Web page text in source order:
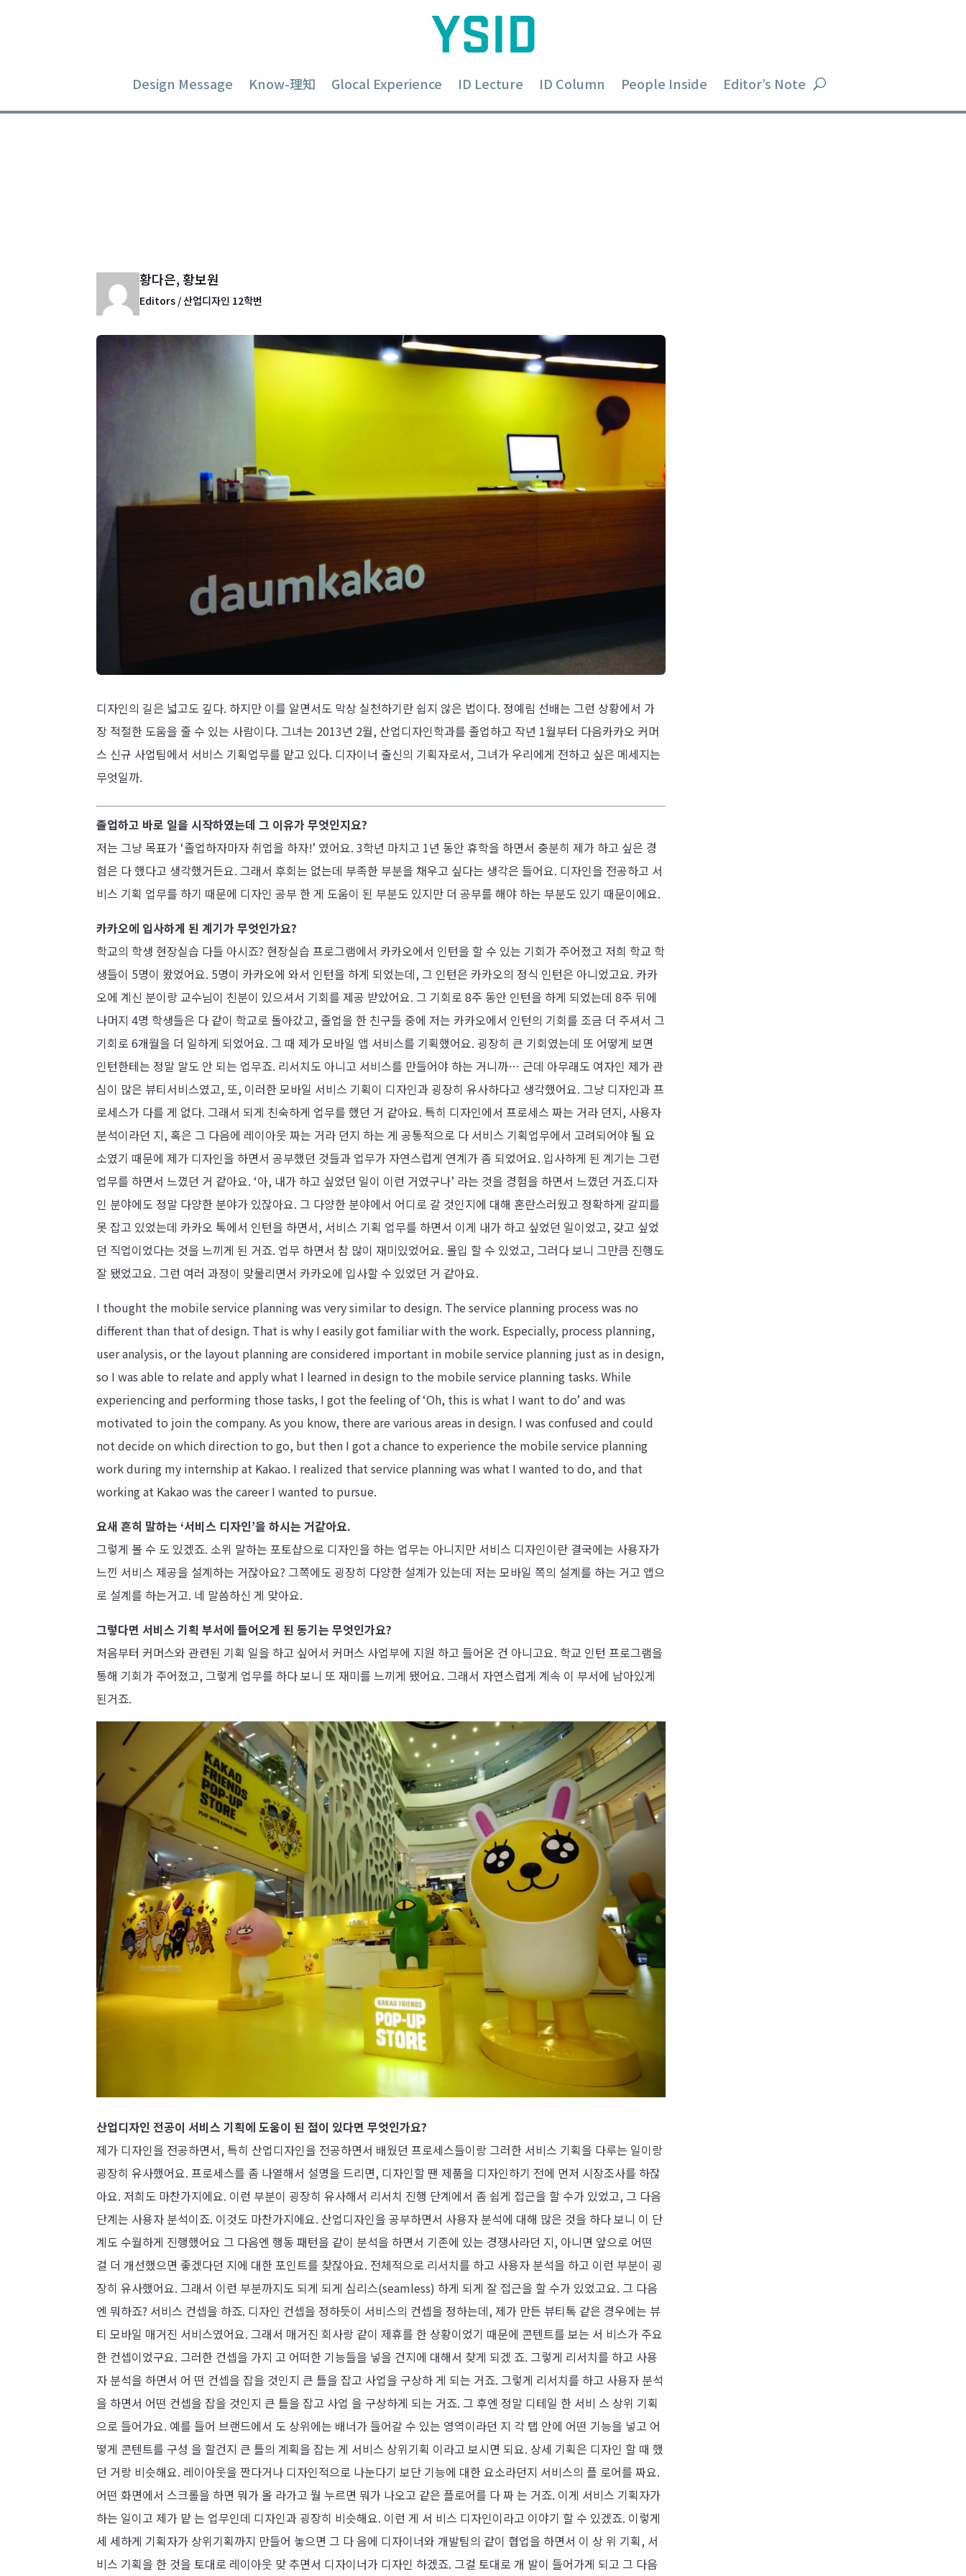
Design Message Know-理知 Glocal Experience ID Lecture ID Column People Inside Editor’s Note
황다은, 황보원
Editors / 산업디자인 12학번
디자인의 길은 넓고도 깊다. 하지만 이를 알면서도 막상 실천하기란 쉽지 않은 법이다. 정예림 선배는 그런 상황에서 가
장 적절한 도움을 줄 수 있는 사람이다. 그녀는 2013년 2월, 산업디자인학과를 졸업하고 작년 1월부터 다음카카오 커머
스 신규 사업팀에서 서비스 기획업무를 맡고 있다. 디자이너 출신의 기획자로서, 그녀가 우리에게 전하고 싶은 메세지는
무엇일까.
졸업하고 바로 일을 시작하였는데 그 이유가 무엇인지요?
저는 그냥 목표가 ‘졸업하자마자 취업을 하자!’ 였어요. 3학년 마치고 1년 동안 휴학을 하면서 충분히 제가 하고 싶은 경
험은 다 했다고 생각했거든요. 그래서 후회는 없는데 부족한 부분을 채우고 싶다는 생각은 들어요. 디자인을 전공하고 서
비스 기획 업무를 하기 때문에 디자인 공부 한 게 도움이 된 부분도 있지만 더 공부를 해야 하는 부분도 있기 때문이에요.
카카오에 입사하게 된 계기가 무엇인가요?
학교의 학생 현장실습 다들 아시죠? 현장실습 프로그램에서 카카오에서 인턴을 할 수 있는 기회가 주어졌고 저희 학교 학
생들이 5명이 왔었어요. 5명이 카카오에 와서 인턴을 하게 되었는데, 그 인턴은 카카오의 정식 인턴은 아니었고요. 카카
오에 계신 분이랑 교수님이 친분이 있으셔서 기회를 제공 받았어요. 그 기회로 8주 동안 인턴을 하게 되었는데 8주 뒤에
나머지 4명 학생들은 다 같이 학교로 돌아갔고, 졸업을 한 친구들 중에 저는 카카오에서 인턴의 기회를 조금 더 주셔서 그
기회로 6개월을 더 일하게 되었어요. 그 때 제가 모바일 앱 서비스를 기획했어요. 굉장히 큰 기회였는데 또 어떻게 보면
인턴한테는 정말 말도 안 되는 업무죠. 리서치도 아니고 서비스를 만들어야 하는 거니까… 근데 아무래도 여자인 제가 관
심이 많은 뷰티서비스였고, 또, 이러한 모바일 서비스 기획이 디자인과 굉장히 유사하다고 생각했어요. 그냥 디자인과 프
로세스가 다를 게 없다. 그래서 되게 친숙하게 업무를 했던 거 같아요. 특히 디자인에서 프로세스 짜는 거라 던지, 사용자
분석이라던 지, 혹은 그 다음에 레이아웃 짜는 거라 던지 하는 게 공통적으로 다 서비스 기획업무에서 고려되어야 될 요
소였기 때문에 제가 디자인을 하면서 공부했던 것들과 업무가 자연스럽게 연계가 좀 되었어요. 입사하게 된 계기는 그런
업무를 하면서 느꼈던 거 같아요. ‘아, 내가 하고 싶었던 일이 이런 거였구나’ 라는 것을 경험을 하면서 느꼈던 거죠.디자
인 분야에도 정말 다양한 분야가 있잖아요. 그 다양한 분야에서 어디로 갈 것인지에 대해 혼란스러웠고 정확하게 갈피를
못 잡고 있었는데 카카오 톡에서 인턴을 하면서, 서비스 기획 업무를 하면서 이게 내가 하고 싶었던 일이었고, 갖고 싶었
던 직업이었다는 것을 느끼게 된 거죠. 업무 하면서 참 많이 재미있었어요. 몰입 할 수 있었고, 그러다 보니 그만큼 진행도
잘 됐었고요. 그런 여러 과정이 맞물리면서 카카오에 입사할 수 있었던 거 같아요.
I thought the mobile service planning was very similar to design. The service planning process was no
different than that of design. That is why I easily got familiar with the work. Especially, process planning,
user analysis, or the layout planning are considered important in mobile service planning just as in design,
so I was able to relate and apply what I learned in design to the mobile service planning tasks. While
experiencing and performing those tasks, I got the feeling of ‘Oh, this is what I want to do’ and was
motivated to join the company. As you know, there are various areas in design. I was confused and could
not decide on which direction to go, but then I got a chance to experience the mobile service planning
work during my internship at Kakao. I realized that service planning was what I wanted to do, and that
working at Kakao was the career I wanted to pursue.
요새 흔히 말하는 ‘서비스 디자인’을 하시는 거같아요.
그렇게 볼 수 도 있겠죠. 소위 말하는 포토샵으로 디자인을 하는 업무는 아니지만 서비스 디자인이란 결국에는 사용자가
느낀 서비스 제공을 설계하는 거잖아요? 그쪽에도 굉장히 다양한 설계가 있는데 저는 모바일 쪽의 설계를 하는 거고 앱으
로 설계를 하는거고. 네 말씀하신 게 맞아요.
그렇다면 서비스 기획 부서에 들어오게 된 동기는 무엇인가요?
처음부터 커머스와 관련된 기획 일을 하고 싶어서 커머스 사업부에 지원 하고 들어온 건 아니고요. 학교 인턴 프로그램을
통해 기회가 주어졌고, 그렇게 업무를 하다 보니 또 재미를 느끼게 됐어요. 그래서 자연스럽게 계속 이 부서에 남아있게
된거죠.
산업디자인 전공이 서비스 기획에 도움이 된 점이 있다면 무엇인가요?
제가 디자인을 전공하면서, 특히 산업디자인을 전공하면서 배웠던 프로세스들이랑 그러한 서비스 기획을 다루는 일이랑
굉장히 유사했어요. 프로세스를 좀 나열해서 설명을 드리면, 디자인할 땐 제품을 디자인하기 전에 먼저 시장조사를 하잖
아요. 저희도 마찬가지에요. 이런 부분이 굉장히 유사해서 리서치 진행 단계에서 좀 쉽게 접근을 할 수가 있었고, 그 다음
단계는 사용자 분석이죠. 이것도 마찬가지에요. 산업디자인을 공부하면서 사용자 분석에 대해 많은 것을 하다 보니 이 단
계도 수월하게 진행했어요 그 다음엔 행동 패턴을 같이 분석을 하면서 기존에 있는 경쟁사라던 지, 아니면 앞으로 어떤
걸 더 개선했으면 좋겠다던 지에 대한 포인트를 찾잖아요. 전체적으로 리서치를 하고 사용자 분석을 하고 이런 부분이 굉
장히 유사했어요. 그래서 이런 부분까지도 되게 되게 심리스(seamless) 하게 되게 잘 접근을 할 수가 있었고요. 그 다음
엔 뭐하죠? 서비스 컨셉을 하죠. 디자인 컨셉을 정하듯이 서비스의 컨셉을 정하는데, 제가 만든 뷰티톡 같은 경우에는 뷰
티 모바일 매거진 서비스였어요. 그래서 매거진 회사랑 같이 제휴를 한 상황이었기 때문에 콘텐트를 보는 서 비스가 주요
한 컨셉이었구요. 그러한 컨셉을 가지 고 어떠한 기능들을 넣을 건지에 대해서 찾게 되겠 죠. 그렇게 리서치를 하고 사용
자 분석을 하면서 어 떤 컨셉을 잡을 것인지 큰 틀을 잡고 사업을 구상하 게 되는 거죠. 그렇게 리서치를 하고 사용자 분석
을 하면서 어떤 컨셉을 잡을 것인지 큰 틀을 잡고 사업 을 구상하게 되는 거죠. 그 후엔 정말 디테일 한 서비 스 상위 기획
으로 들어가요. 예를 들어 브랜드에서 도 상위에는 배너가 들어갈 수 있는 영역이라던 지 각 탭 안에 어떤 기능을 넣고 어
떻게 콘텐트를 구성 을 할건지 큰 틀의 계획을 잡는 게 서비스 상위기획 이라고 보시면 되요. 상세 기획은 디자인 할 때 했
던 거랑 비슷해요. 레이아웃을 짠다거나 디자인적으로 나눈다기 보단 기능에 대한 요소라던지 서비스의 플 로어를 짜요.
어떤 화면에서 스크롤을 하면 뭐가 올 라가고 뭘 누르면 뭐가 나오고 같은 플로어를 다 짜 는 거죠. 이게 서비스 기획자가
하는 일이고 제가 맡 는 업무인데 디자인과 굉장히 비슷해요. 이런 게 서 비스 디자인이라고 이야기 할 수 있겠죠. 이렇게
세 세하게 기획자가 상위기획까지 만들어 놓으면 그 다 음에 디자이너와 개발팀의 같이 협업을 하면서 이 상 위 기획, 서
비스 기획을 한 것을 토대로 레이아웃 맞 추면서 디자이너가 디자인 하겠죠. 그걸 토대로 개 발이 들어가게 되고 그 다음